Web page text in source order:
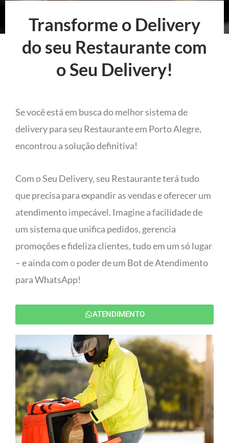
Transforme o Delivery
do seu Restaurante com
o Seu Delivery!
Se você está em busca do melhor sistema de
delivery para seu Restaurante em Porto Alegre,
encontrou a solução definitiva!
Com o Seu Delivery, seu Restaurante terá tudo
que precisa para expandir as vendas e oferecer um
atendimento impecável. Imagine a facilidade de
um sistema que unifica pedidos, gerencia
promoções e fideliza clientes, tudo em um só lugar
– e ainda com o poder de um Bot de Atendimento
para WhatsApp!
ATENDIMENTO